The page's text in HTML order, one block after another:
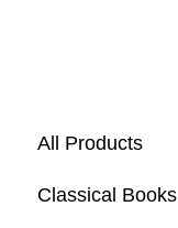
All Products
Classical Books